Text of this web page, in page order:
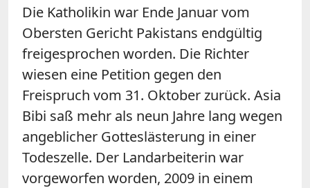
Die Katholikin war Ende Januar vom
Obersten Gericht Pakistans endgültig
freigesprochen worden. Die Richter
wiesen eine Petition gegen den
Freispruch vom 31. Oktober zurück. Asia
Bibi saß mehr als neun Jahre lang wegen
angeblicher Gotteslästerung in einer
Todeszelle. Der Landarbeiterin war
vorgeworfen worden, 2009 in einem